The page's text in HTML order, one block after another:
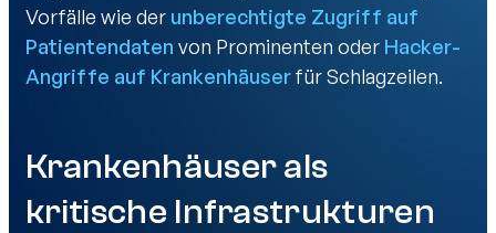
Vorfälle wie der unberechtigte Zugriff auf
Patientendaten von Prominenten oder Hacker-
Angriffe auf Krankenhäuserfür Schlagzeilen.
Krankenhäuser als
kritische Infrastrukturen